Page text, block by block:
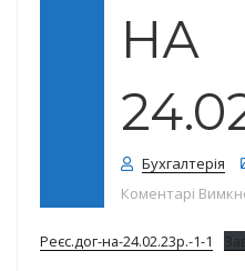
НА
Бухгалтерія
Коментарі
Реєс.дог-на-24.02.23р.-1-1